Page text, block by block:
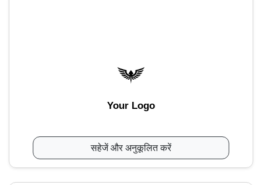
Your Logo
सहेजें और अनुकूलित करें